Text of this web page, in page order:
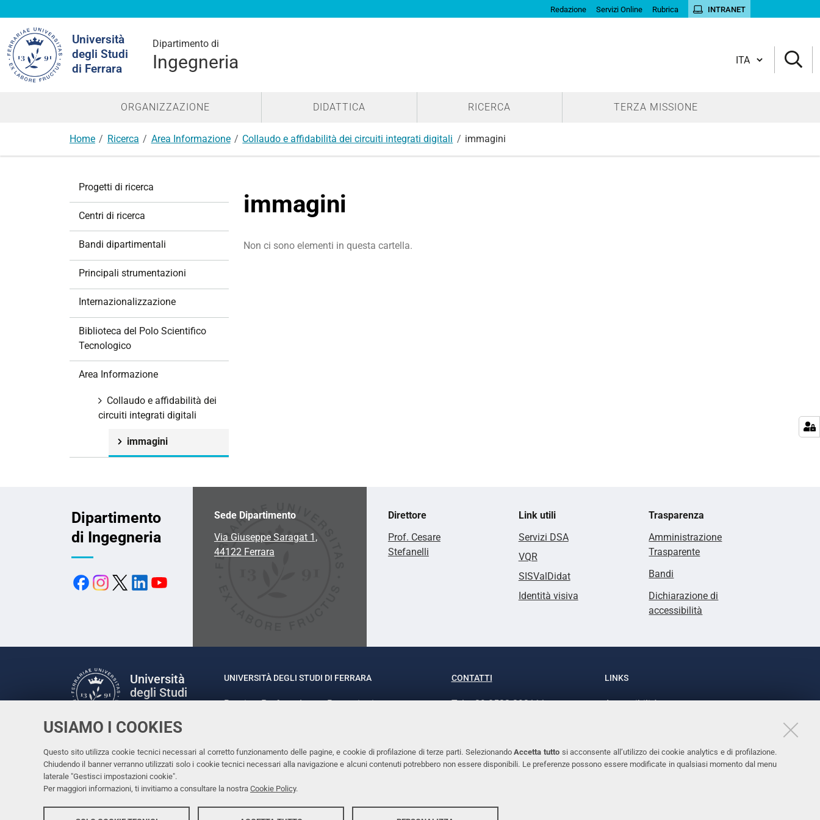
USIAMO I COOKIES
Questo sito utilizza cookie tecnici necessari al corretto funzionamento delle pagine, e cookie di profilazione di terze parti. SelezionandoAccetta tutto si acconsente all’utilizzo dei cookie analytics e di profilazione.
Chiudendo il banner verranno utilizzati solo i cookie tecnici necessari alla navigazione e alcuni contenuti potrebbero non essere disponibili. Le preferenze possono essere modificate in qualsiasi momento dal menu
laterale "Gestisci impostazioni cookie".
Per maggiori informazioni, ti invitiamo a consultare la nostra Cookie Policy.
Redazione Servizi Online Rubrica INTRANET
Università
degli Studi
di Ferrara
Dipartimento di
Ingegneria
nel
sito
Cambia lingua
ORGANIZZAZIONE DIDATTICA RICERCA TERZA MISSIONE
Home Ricerca Area Informazione Collaudo e affidabilità dei circuiti integrati digitali immagini
immagini
Non ci sono elementi in questa cartella.
Progetti di ricerca
Centri di ricerca
Bandi dipartimentali
Principali strumentazioni
Internazionalizzazione
Biblioteca del Polo Scientifico
Tecnologico
Area Informazione
Collaudo e affidabilità dei
circuiti integrati digitali
immagini
Dipartimento
di Ingegneria
Sede Dipartimento
Via Giuseppe Saragat 1,
44122 Ferrara
Direttore
Prof. Cesare
Stefanelli
Link utili
Servizi DSA
VQR
SISValDidat
Identità visiva
Trasparenza
Amministrazione
Trasparente
Bandi
Dichiarazione di
accessibilità
Università
degli Studi
Facebook
LinkedinInstagram
Youtube
UNIVERSITÀ DEGLI STUDI DI FERRARA
Rettrice: Prof.ssa Laura Ramaciotti
CONTATTI
Tel. +39 0532 293111
LINKS
Accessibilità
Cookies